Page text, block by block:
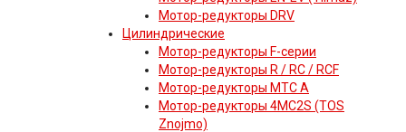
Мотор-редукторы DRV
Цилиндрические
Мотор-редукторы F-серии
Мотор-редукторы R / RC / RCF
Мотор-редукторы MTC A
Мотор-редукторы 4MC2S (TOS
Znojmo)